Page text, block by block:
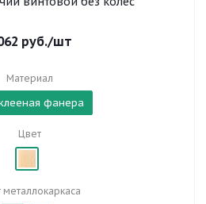
руб./шт
Материал
фанера
Цвет
металлокаркаса